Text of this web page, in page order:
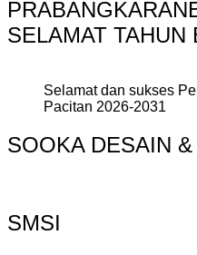
SELAMAT TAHUN
Selamat dan sukses
Pacitan 2026-2031
SOOKA DESAIN
SMSI